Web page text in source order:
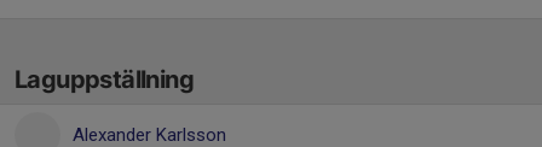
Laguppställning
Alexander Karlsson